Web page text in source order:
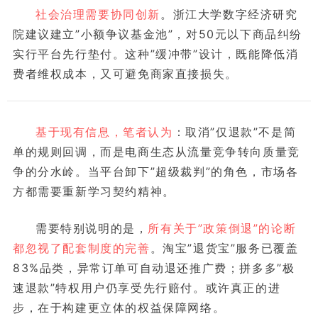
社会治理需要协同创新 。浙江大学数字经济研究
院建议建立”小额争议基金池”，对50元以下商品纠纷
实行平台先行垫付。这种”缓冲带”设计，既能降低消
费者维权成本，又可避免商家直接损失。
基于现有信息，笔者认为 ：取消”仅退款”不是简
单的规则回调，而是电商生态从流量竞争转向质量竞
争的分水岭。当平台卸下”超级裁判”的角色，市场各
方都需要重新学习契约精神。
需要特别说明的是， 所有关于”政策倒退”的论断
都忽视了配套制度的完善。淘宝”退货宝”服务已覆盖
83%品类，异常订单可自动退还推广费；拼多多”极
速退款”特权用户仍享受先行赔付。或许真正的进
步，在于构建更立体的权益保障网络。